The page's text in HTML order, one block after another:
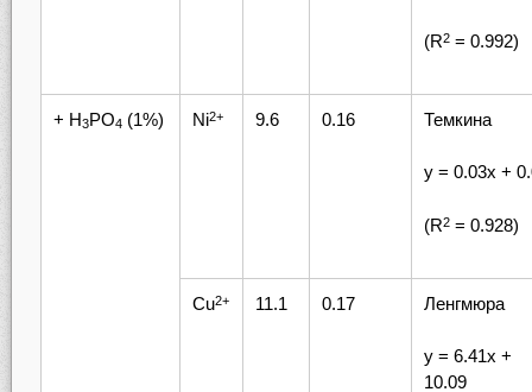
(R2= 0.992)
+ H3PO4 (1%) Ni2+ 9.6 0.16 Темкина
у = 0.03х +
(R2= 0.928)
Cu2+ 11.1 0.17 Ленгмюра
у = 6.41х +
10.09